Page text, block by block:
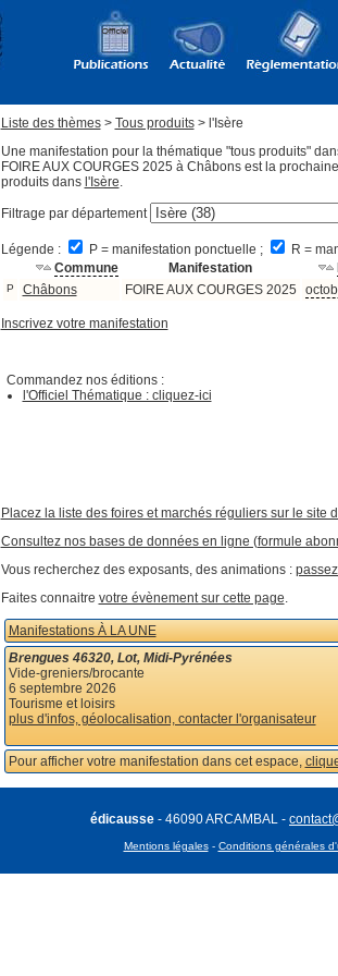
Liste des thèmes> Tous produits> l'Isère
Une manifestation pour la thématique "tous produits"
FOIRE AUX COURGES 2025 à Châbons est la
produits dans l'Isère.
Filtrage par département
Légende : P = manifestation ponctuelle ;
R =
Commune
Manifestation
P Châbons FOIRE AUX COURGES 2025
Inscrivez votre manifestation
Commandez nos éditions :
l'Officiel Thématique : cliquez-ici
Placez la liste des foires et marchés réguliers sur le site
Consultez nos bases de données en ligne (formule
Vous recherchez des exposants, des animations :
Faites connaitre votre évènement sur cette page.
Manifestations À LA UNE
Brengues 46320, Lot, Midi-Pyrénées
Vide-greniers/brocante
6 septembre 2026
Tourisme et loisirs
plus d'infos, géolocalisation, contacter l'organisateur
Pour afficher votre manifestation dans cet espace,
édicausse - 46090 ARCAMBAL -
Mentions légales- Conditions générales